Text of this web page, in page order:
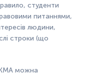
студенти
питаннями,
людини,
строки (що
можна